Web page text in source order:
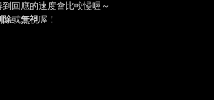
回應的速度會比較慢喔～
除或無視喔！